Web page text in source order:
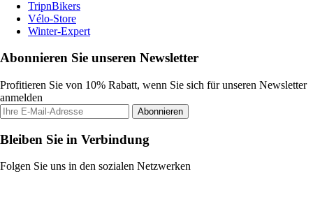
TripnBikers
Vélo-Store
Winter-Expert
Abonnieren Sie unseren Newsletter
Profitieren Sie von 10% Rabatt, wenn Sie sich für unseren Newsletter
anmelden
Abonnieren
Bleiben Sie in Verbindung
Folgen Sie uns in den sozialen Netzwerken